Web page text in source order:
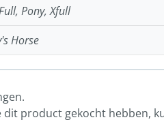
Pony, Xfull
Horse
dit product gekocht hebben,